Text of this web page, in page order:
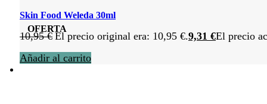
OFERTA
Skin Food Weleda 30ml
10,95€ El precio original era: 10,95 €.9,31 €El precio
Añadir al carrito